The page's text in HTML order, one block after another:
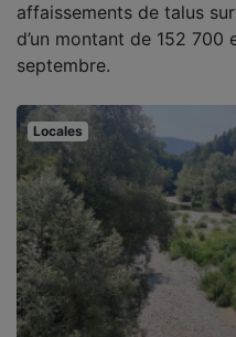
affaissements de talus
d’un montant de 152 700
septembre.
Locales